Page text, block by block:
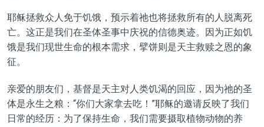
耶稣拯救众人免于饥饿，预示着祂也将拯救所有的人脱离死
亡。这正是我们在圣体圣事中庆祝的信德奥迹。
因为正如饥
饿是我们现世生命的根本需求，擘饼则是天主救赎之恩的象
征。
亲爱的朋友们，基督是天主对人类饥渴的回应，因为祂的圣
体是永生之粮： “你们大家拿去吃！ ”耶稣的邀请反映了我们
日常的经历：为了保持生命，我们需要摄取植物动物的养